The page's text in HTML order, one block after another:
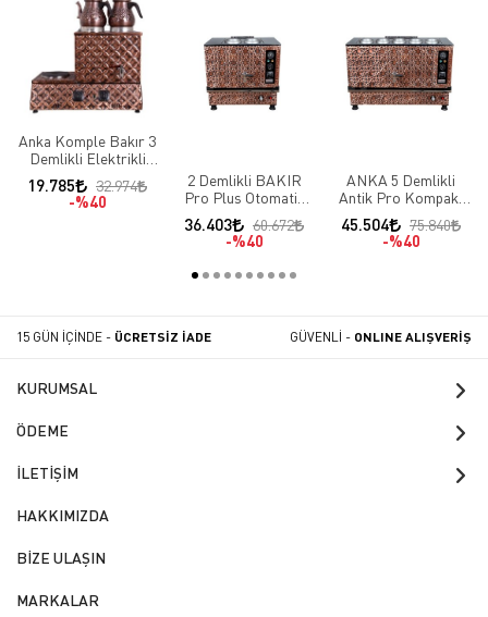
Anka Komple Bakır 3
Demlikli Elektrikli
Çay Kazanı FEO3
19.785
32.974
%40
2 Demlikli BAKIR
Pro Plus Otomatik
Çay Makinası
36.403
60.672
%40
ANKA 5 Demlikli
Antik Pro Kompakt
Otomatik Çay
Makinesi
45.504
75.840
%40
15 GÜN İÇİNDE - ÜCRETSİZ İADE GÜVENLİ - ONLINE ALIŞVERİŞ
KURUMSAL
ÖDEME
İLETİŞİM
HAKKIMIZDA
BİZE ULAŞIN
MARKALAR